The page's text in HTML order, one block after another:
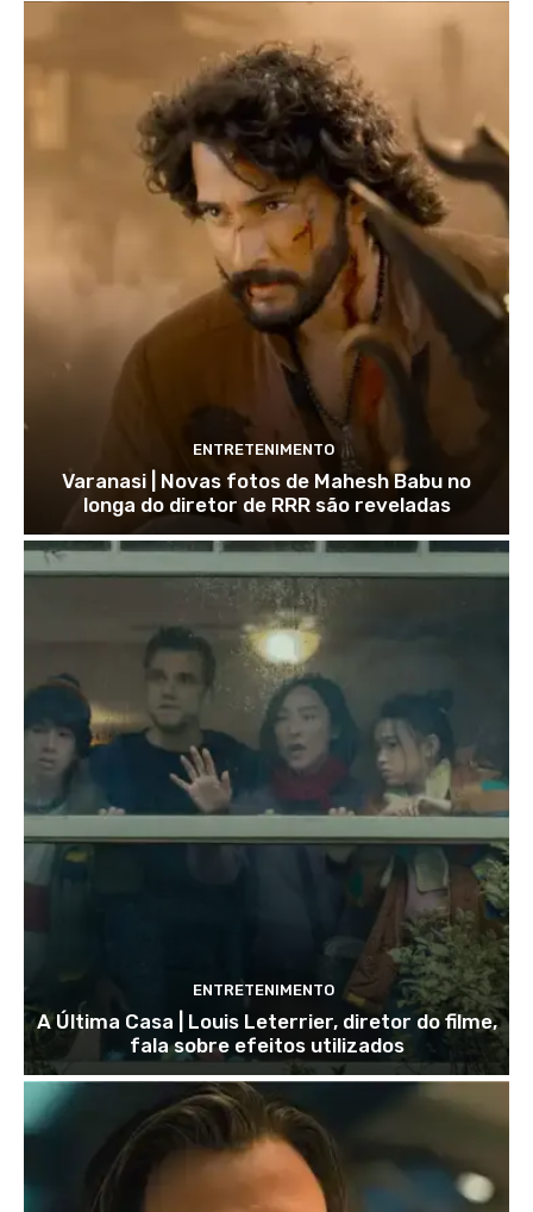
ENTRETENIMENTO
Varanasi | Novas fotos de Mahesh Babu no
longa do diretor de RRR são reveladas
ENTRETENIMENTO
A Última Casa | Louis Leterrier, diretor do filme,
fala sobre efeitos utilizados